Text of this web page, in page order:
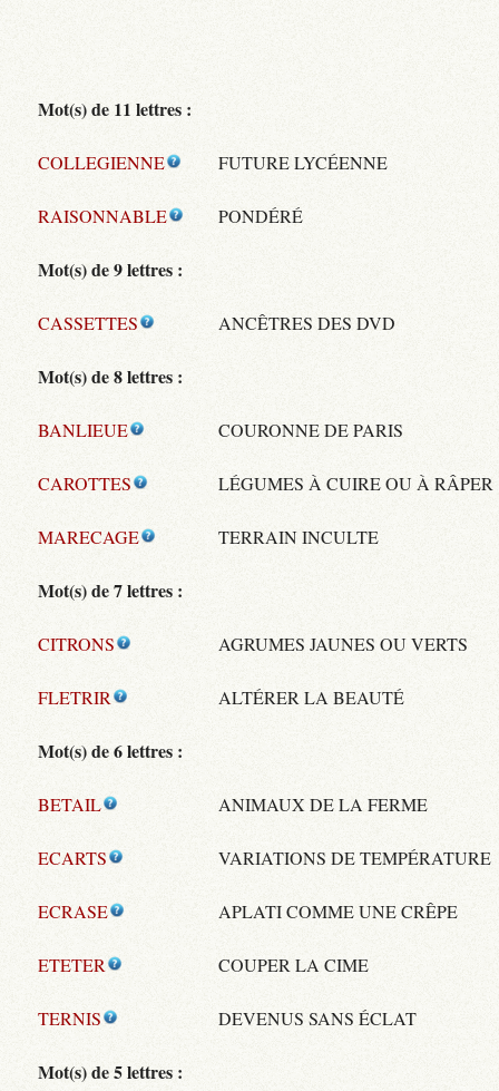
Mot(s) de 11 lettres :
COLLEGIENNE FUTURE LYCÉENNE
RAISONNABLE PONDÉRÉ
Mot(s) de 9 lettres :
CASSETTES ANCÊTRES DES DVD
Mot(s) de 8 lettres :
BANLIEUE COURONNE DE PARIS
CAROTTES LÉGUMES À CUIRE OU À RÂPER
MARECAGE TERRAIN INCULTE
Mot(s) de 7 lettres :
CITRONS AGRUMES JAUNES OU VERTS
FLETRIR ALTÉRER LA BEAUTÉ
Mot(s) de 6 lettres :
BETAIL ANIMAUX DE LA FERME
ECARTS VARIATIONS DE TEMPÉRATURE
ECRASE APLATI COMME UNE CRÊPE
ETETER COUPER LA CIME
TERNIS DEVENUS SANS ÉCLAT
Mot(s) de 5 lettres :